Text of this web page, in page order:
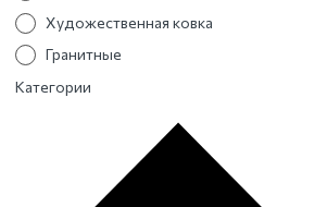
Художественная ковка
Гранитные
Категории